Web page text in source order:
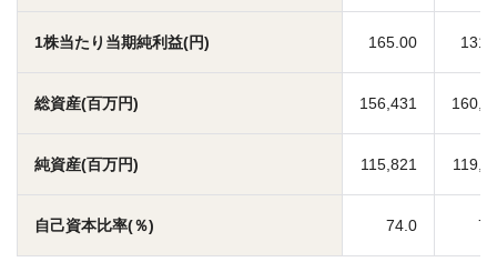
1株当たり当期純利益(円) 165.00
総資産(百万円) 156,431
純資産(百万円) 115,821
自己資本比率(％) 74.0